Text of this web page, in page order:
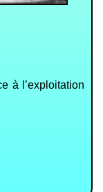
à l’exploitation